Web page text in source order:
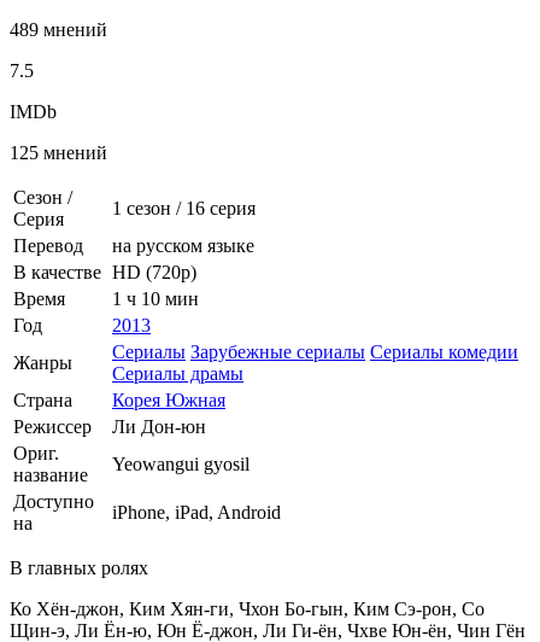
489 мнений
7.5
IMDb
125 мнений
Сезон /
Серия
1 сезон / 16 серия
Перевод
на русском языке
В качестве HD (720p)
Время
1 ч 10 мин
Год
2013
Жанры
Сериалы Зарубежные сериалы Сериалы комедии
Сериалы драмы
Страна
Корея Южная
Режиссер
Ли Дон-юн
Ориг.
название
Yeowangui gyosil
Доступно
на
iPhone, iPad, Android
В главных ролях
Ко Хён-джон, Ким Хян-ги, Чхон Бо-гын, Ким Сэ-рон, Со
Щин-э, Ли Ён-ю, Юн Ё-джон, Ли Ги-ён, Чхве Юн-ён, Чин Гён